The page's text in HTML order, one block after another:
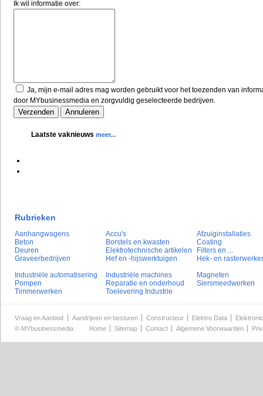
Ik wil informatie over:
Ja, mijn e-mail adres mag worden gebruikt voor het toezenden van
door MYbusinessmedia en zorgvuldig geselecteerde bedrijven.
Laatste vaknieuws meer...
Rubrieken
Aanhangwagens Accu's
Afzuiginstallaties
Beton
Borstels en kwasten
Coating
Deuren
Elektrotechnische artikelen
Filters en ...
Graveerbedrijven
Hef en -hijswerktuigen
Hek- en
Industriële automatisering
Industriële machines
Magneten
Pompen
Reparatie en onderhoud
Siersmeedwerken
Timmerwerken
Toelevering Industrie
Vraag en Aanbod Aandrijven en besturen Constructeur Elektro Data
© MYbusinessmedia Home Sitemap Contact Algemene Voorwaarden